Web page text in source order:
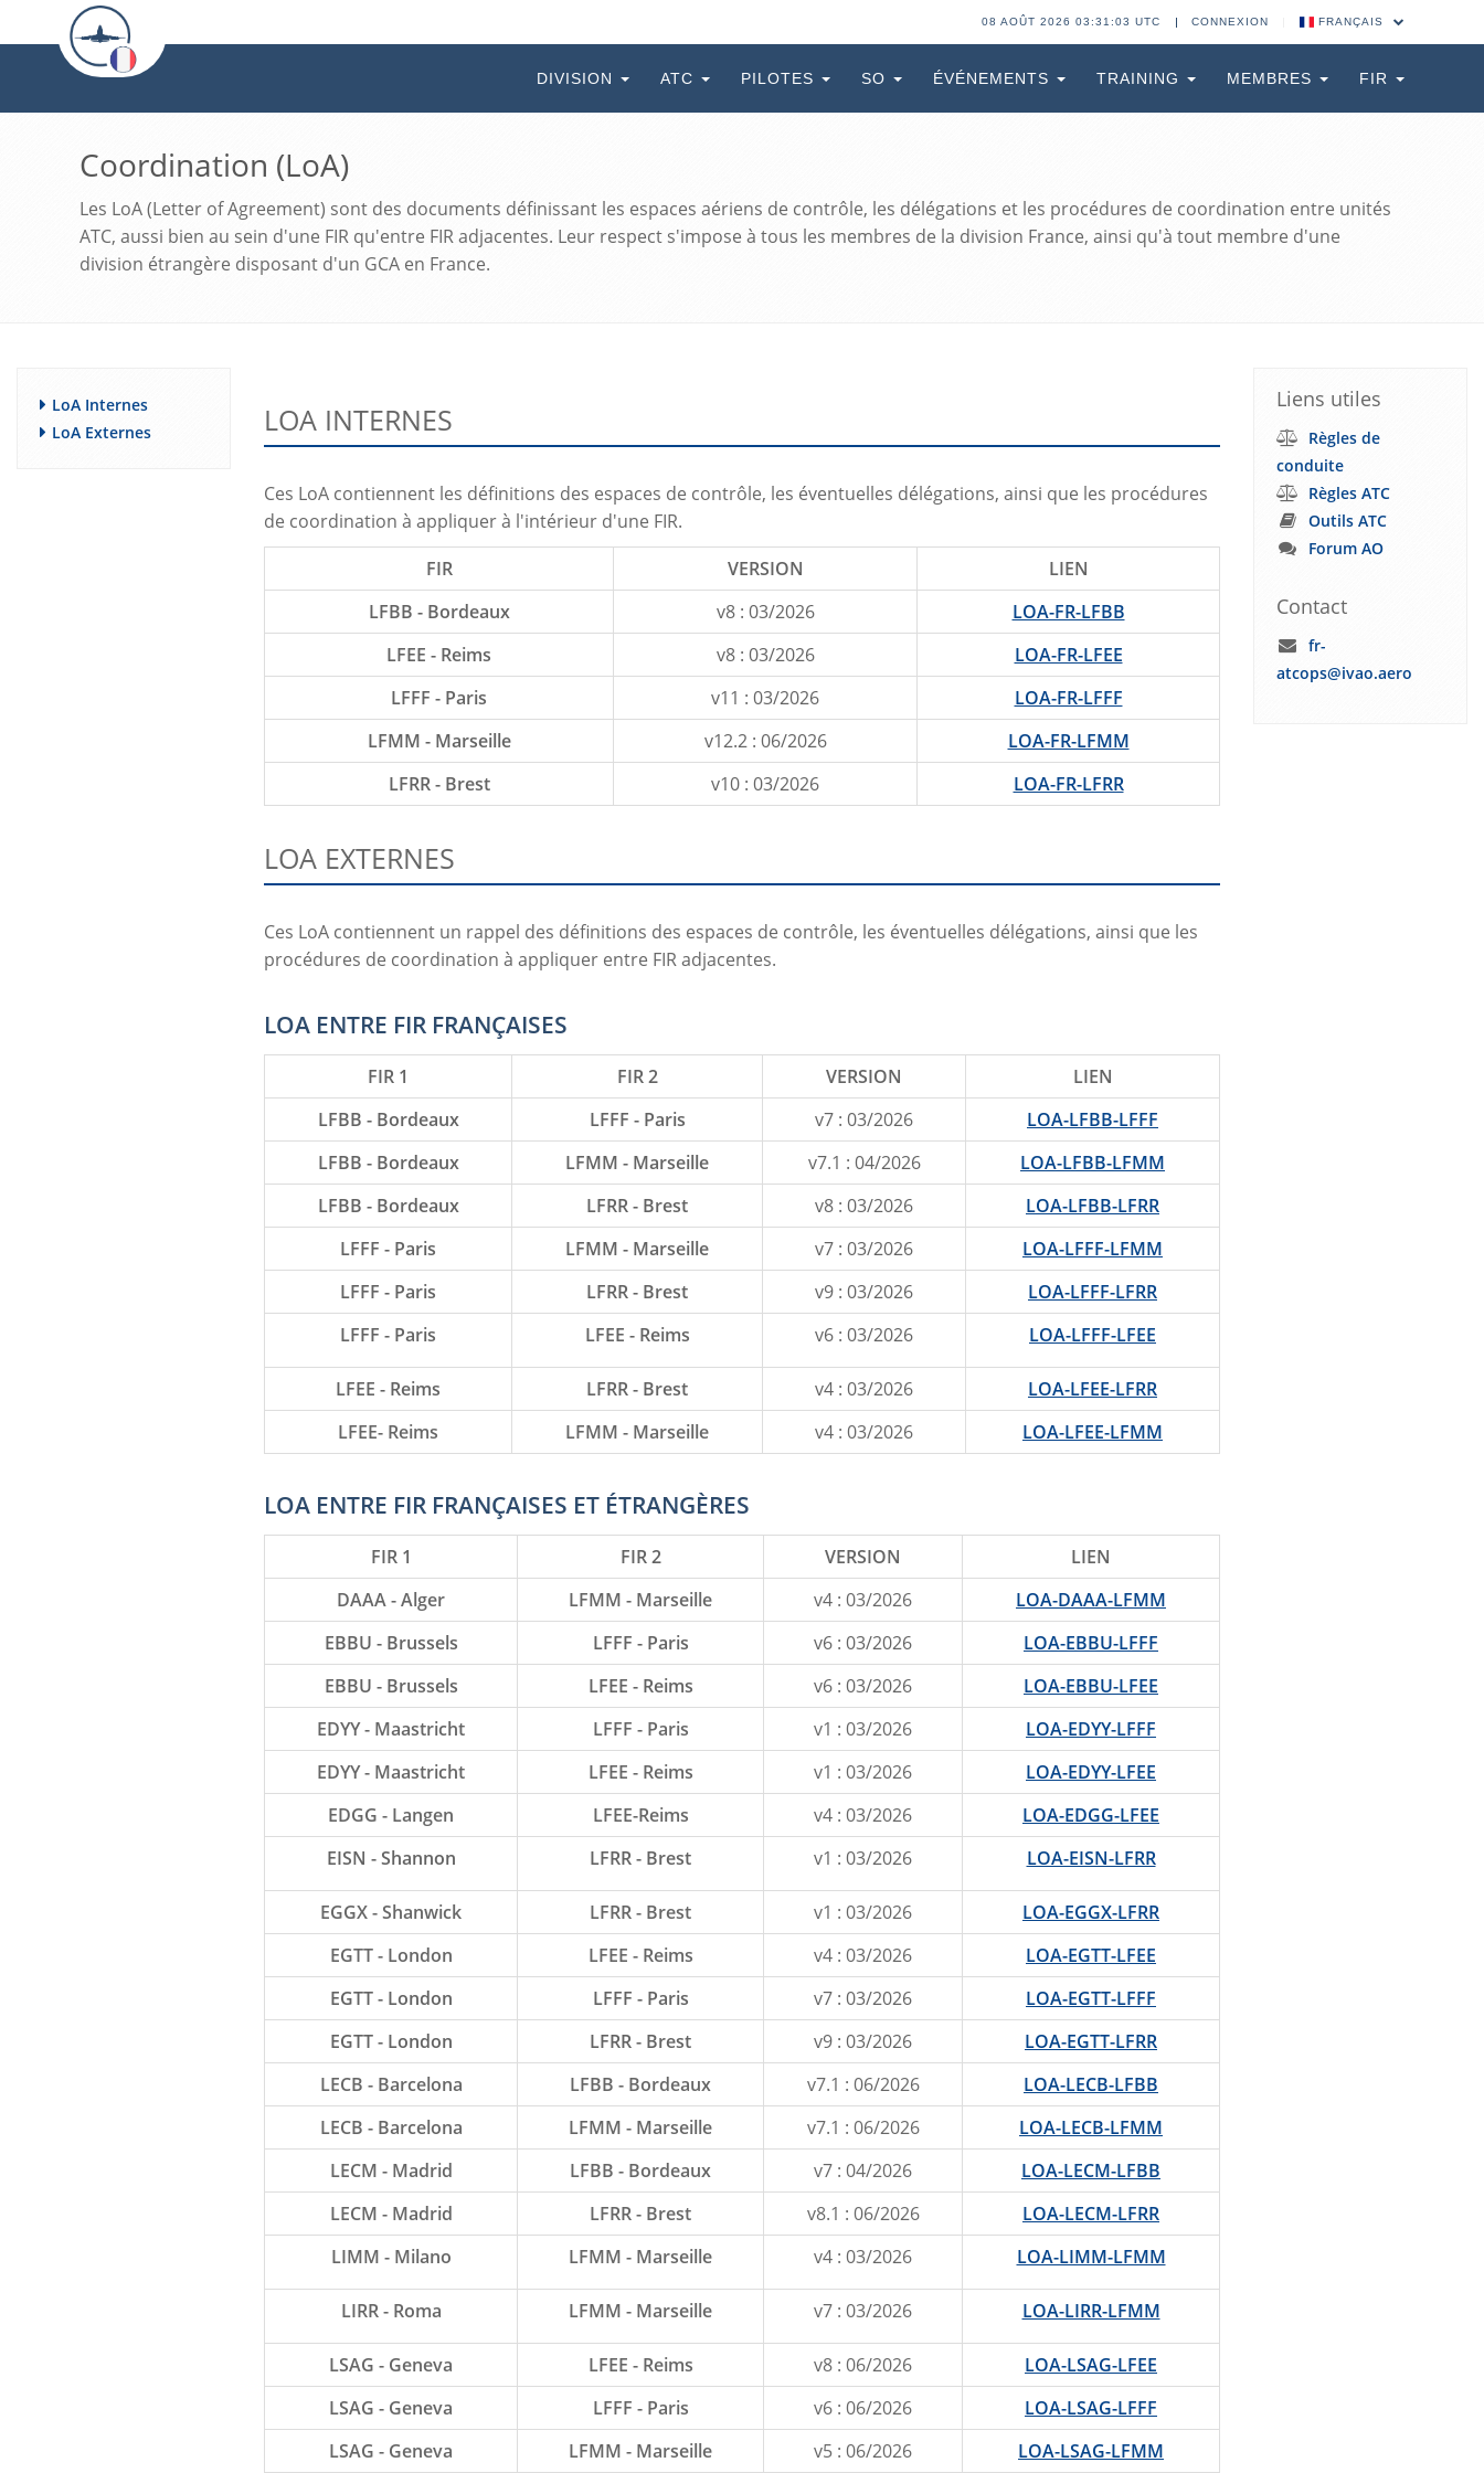
08 AOÛT 2026 03:31:04 UTC CONNEXION FRANÇAIS
DIVISION ATC PILOTES SO ÉVÉNEMENTS TRAINING MEMBRES FIR
Coordination (LoA)
Les LoA (Letter of Agreement) sont des documents définissant les espaces aériens de contrôle, les délégations et les procédures de coordination entre unités
ATC, aussi bien au sein d'une FIR qu'entre FIR adjacentes. Leur respect s'impose à tous les membres de la division France, ainsi qu'à tout membre d'une
division étrangère disposant d'un GCA en France.
LoA Internes
LoA Externes
LOA INTERNES
Ces LoA contiennent les définitions des espaces de contrôle, les éventuelles délégations, ainsi que les procédures
de coordination à appliquer à l'intérieur d'une FIR.
FIR
VERSION
LIEN
LFBB - Bordeaux
v8 : 03/2026
LOA-FR-LFBB
LFEE - Reims
v8 : 03/2026
LOA-FR-LFEE
LFFF - Paris
v11 : 03/2026
LOA-FR-LFFF
LFMM - Marseille
v12.2 : 06/2026
LOA-FR-LFMM
LFRR - Brest
v10 : 03/2026 LOA-FR-LFRR
LOA EXTERNES
Ces LoA contiennent un rappel des définitions des espaces de contrôle, les éventuelles délégations, ainsi que les
procédures de coordination à appliquer entre FIR adjacentes.
LOA ENTRE FIR FRANÇAISES
FIR 1 FIR 2 VERSION
LIEN
LFBB - Bordeaux
LFFF - Paris v7 : 03/2026
LOA-LFBB-LFFF
LFBB - Bordeaux
LFMM - Marseille v7.1 : 04/2026
LOA-LFBB-LFMM
LFBB - Bordeaux
LFRR - Brest v8 : 03/2026
LOA-LFBB-LFRR
LFFF - Paris
LFMM - Marseille v7 : 03/2026
LOA-LFFF-LFMM
LFFF - Paris
LFRR - Brest v9 : 03/2026
LOA-LFFF-LFRR
LFFF - Paris
LFEE - Reims v6 : 03/2026 LOA-LFFF-LFEE
LFEE - Reims LFRR - Brest v4 : 03/2026
LOA-LFEE-LFRR
LFEE- Reims
LFMM - Marseille v4 : 03/2026 LOA-LFEE-LFMM
LOA ENTRE FIR FRANÇAISES ET ÉTRANGÈRES
FIR 1 FIR 2 VERSION
LIEN
DAAA - Alger
LFMM - Marseille v4 : 03/2026
LOA-DAAA-LFMM
EBBU - Brussels
LFFF - Paris v6 : 03/2026
LOA-EBBU-LFFF
EBBU - Brussels
LFEE - Reims v6 : 03/2026
LOA-EBBU-LFEE
EDYY - Maastricht
LFFF - Paris v1 : 03/2026
LOA-EDYY-LFFF
EDYY - Maastricht
LFEE - Reims v1 : 03/2026
LOA-EDYY-LFEE
EDGG - Langen
LFEE-Reims v4 : 03/2026
LOA-EDGG-LFEE
EISN - Shannon
LFRR - Brest v1 : 03/2026 LOA-EISN-LFRR
EGGX - Shanwick LFRR - Brest v1 : 03/2026
LOA-EGGX-LFRR
EGTT - London
LFEE - Reims v4 : 03/2026
LOA-EGTT-LFEE
EGTT - London
LFFF - Paris v7 : 03/2026
LOA-EGTT-LFFF
EGTT - London
LFRR - Brest v9 : 03/2026
LOA-EGTT-LFRR
LECB - Barcelona
LFBB - Bordeaux v7.1 : 06/2026
LOA-LECB-LFBB
LECB - Barcelona
LFMM - Marseille v7.1 : 06/2026
LOA-LECB-LFMM
LECM - Madrid
LFBB - Bordeaux v7 : 04/2026
LOA-LECM-LFBB
LECM - Madrid
LFRR - Brest v8.1 : 06/2026
LOA-LECM-LFRR
LIMM - Milano
LFMM - Marseille v4 : 03/2026 LOA-LIMM-LFMM
LIRR - Roma LFMM - Marseille v7 : 03/2026 LOA-LIRR-LFMM
LSAG - Geneva LFEE - Reims v8 : 06/2026
LOA-LSAG-LFEE
LSAG - Geneva
LFFF - Paris v6 : 06/2026
LOA-LSAG-LFFF
LSAG - Geneva
LFMM - Marseille v5 : 06/2026 LOA-LSAG-LFMM
Liens utiles
Règles de
conduite
Règles ATC
Outils ATC
Forum AO
Contact
fr-
atcops@ivao.aero